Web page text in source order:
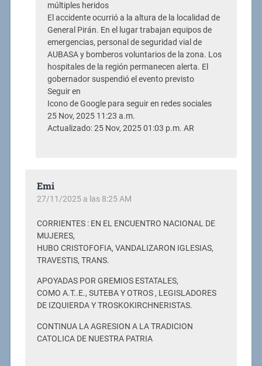
múltiples heridos
El accidente ocurrió a la altura de la localidad de
General Pirán. En el lugar trabajan equipos de
emergencias, personal de seguridad vial de
AUBASA y bomberos voluntarios de la zona. Los
hospitales de la región permanecen alerta. El
gobernador suspendió el evento previsto
Seguir en
Icono de Google para seguir en redes sociales
25 Nov, 2025 11:23 a.m.
Actualizado: 25 Nov, 2025 01:03 p.m. AR
Emi
27/11/2025 a las 8:25 AM
CORRIENTES : EN EL ENCUENTRO NACIONAL DE
MUJERES,
HUBO CRISTOFOFIA, VANDALIZARON IGLESIAS,
TRAVESTIS, TRANS.
APOYADAS POR GREMIOS ESTATALES,
COMO A.T..E., SUTEBA Y OTROS , LEGISLADORES
DE IZQUIERDA Y TROSKOKIRCHNERISTAS.
CONTINUA LA AGRESION A LA TRADICION
CATOLICA DE NUESTRA PATRIA